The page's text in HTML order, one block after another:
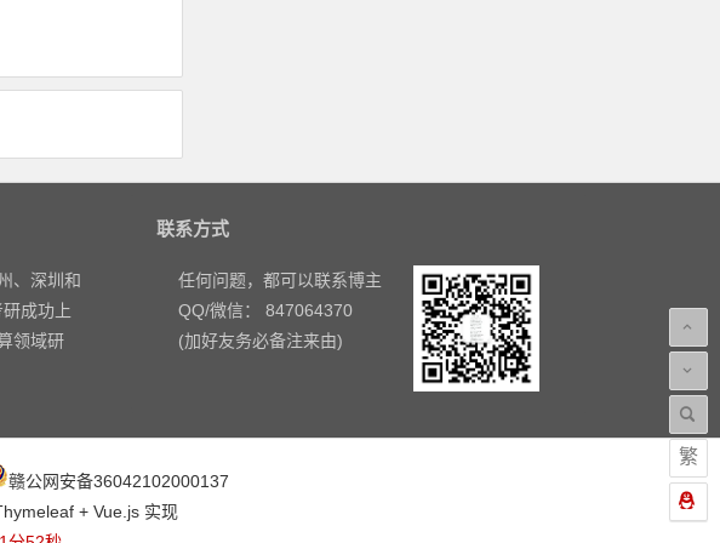
、深圳和
成功上
领域研
联系方式
任何问题，都可以联系博主
QQ/微信： 847064370
(加好友务必备注来由)
赣公网安备36042102000137
+ Vue.js 实现
繁